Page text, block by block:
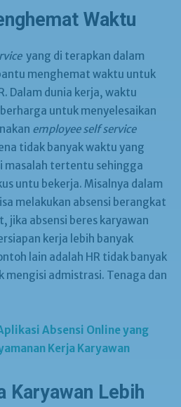
Waktu
yang di terapkan dalam
menghemat waktu untuk
Dalam dunia kerja, waktu
untuk menyelesaikan
employee self service
tidak banyak waktu yang
masalah tertentu sehingga
untu bekerja. Misalnya dalam
melakukan absensi berangkat
jika absensi beres karyawan
kerja lebih banyak
lain adalah HR tidak banyak
mengisi admistrasi. Tenaga dan
Absensi Online yang
Kerja Karyawan
Karyawan Lebih